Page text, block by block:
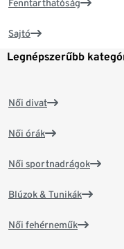
Fenntarthatóság
Sajtó
Legnépszerűbb
Női divat
Női órák
Női sportnadrágok
Blúzok & Tunikák
Női fehérneműk